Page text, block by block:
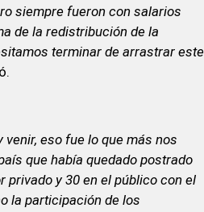
siempre fueron con salarios
de la redistribución de la
terminar de arrastrar este
eso fue lo que más nos
que había quedado postrado
privado y 30 en el público con el
la participación de los